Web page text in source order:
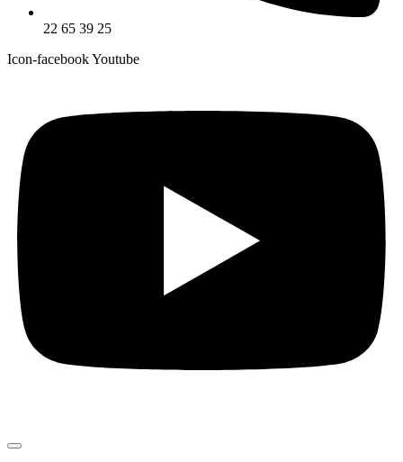
22 65 39 25
Icon-facebookYoutube